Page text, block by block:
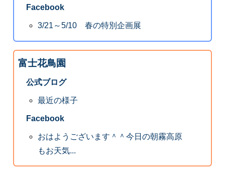
Facebook
3/21～5/10 春の特別企画展
富士花鳥園
公式ブログ
最近の様子
Facebook
おはようございます＾＾今日の朝霧高原
もお天気...